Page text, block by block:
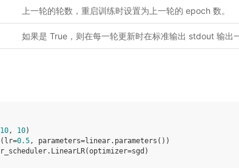
上一轮的轮数，重启训练时设置为上一轮的 epoch 数。
如果是 True，则在每一轮更新时在标准输出 stdout 输出
10, 10)
( lr=0.5, parameters=linear. parameters ())
. LinearLR(optimizer=sgd )